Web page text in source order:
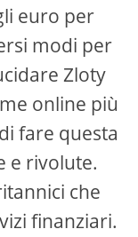
euro per
modi per
Zloty
online più
fare questa
e rivolute.
che
finanziari.